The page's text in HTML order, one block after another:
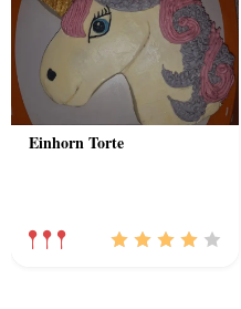
Einhorn Torte